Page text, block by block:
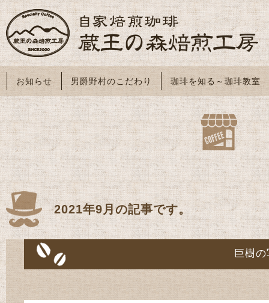
お知らせ 男爵野村のこだわり 珈琲を知る～珈琲教室
2021年9月の記事です。
巨樹